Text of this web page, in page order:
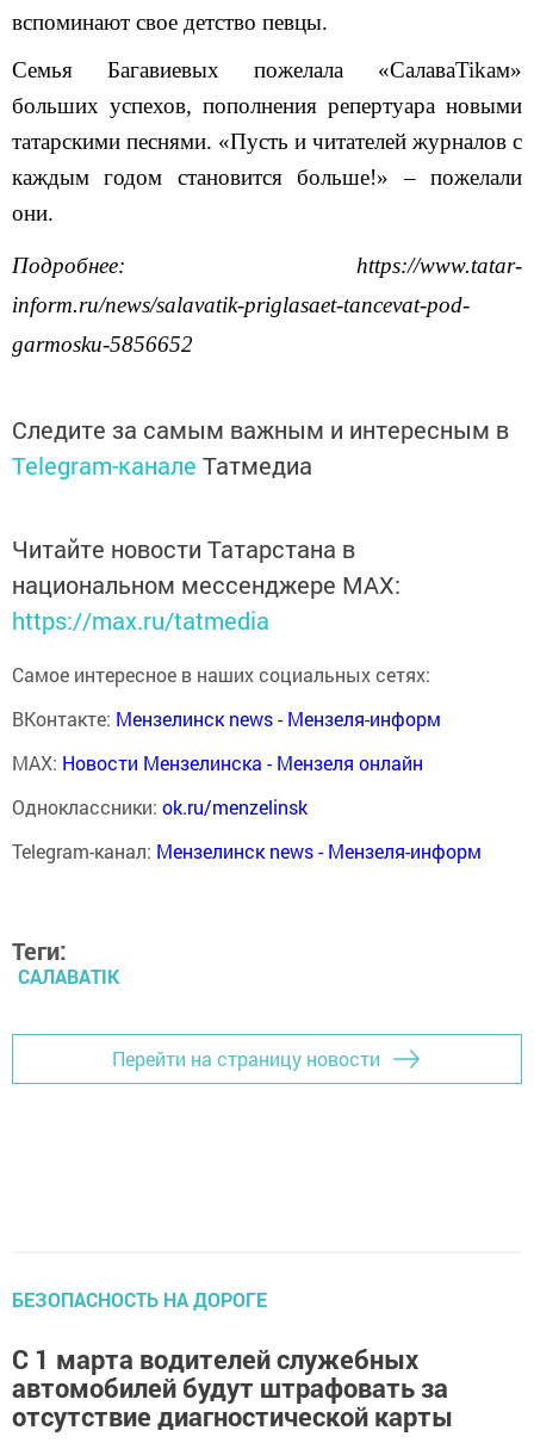
вспоминают свое детство певцы.
Семья Багавиевых пожелала «СалаваTikам»
больших успехов, пополнения репертуара новыми
татарскими песнями. «Пусть и читателей журналов с
каждым годом становится больше!» – пожелали
они.
Подробнее: https://www.tatar-
inform.ru/news/salavatik-priglasaet-tancevat-pod-
garmosku-5856652
Следите за самым важным и интересным в
Telegram-канале Татмедиа
Читайте новости Татарстана в
национальном мессенджере MАХ:
https://max.ru/tatmedia
Самое интересное в наших социальных сетях:
ВКонтакте: Мензелинск news - Мензеля-информ
MAX: Новости Мензелинска - Мензеля онлайн
Одноклассники: ok.ru/menzelinsk
Telegram-канал: Мензелинск news - Мензеля-информ
Теги:
САЛАВАTIK
Перейти на страницу новости
БЕЗОПАСНОСТЬ НА ДОРОГЕ
С 1 марта водителей служебных
автомобилей будут штрафовать за
отсутствие диагностической карты